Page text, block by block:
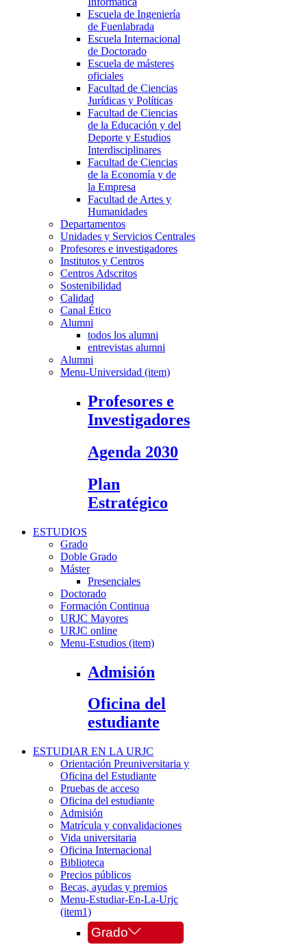
Escuela de Ingeniería
de Fuenlabrada
Escuela Internacional
de Doctorado
Escuela de másteres
oficiales
Facultad de Ciencias
Jurídicas y Políticas
Facultad de Ciencias
de la Educación y del
Deporte y Estudios
Interdisciplinares
Facultad de Ciencias
de la Economía y de
la Empresa
Facultad de Artes y
Humanidades
Departamentos
Unidades y Servicios Centrales
Profesores e investigadores
Institutos y Centros
Centros Adscritos
Sostenibilidad
Calidad
Canal Ético
Alumni
todos los alumni
entrevistas alumni
Alumni
Menu-Universidad (item)
Profesores e
Investigadores
Agenda 2030
Plan
Estratégico
ESTUDIOS
Grado
Doble Grado
Máster
Presenciales
Doctorado
Formación Continua
URJC Mayores
URJC online
Menu-Estudios (item)
Admisión
Oficina del
estudiante
ESTUDIAR EN LA URJC
Orientación Preuniversitaria y
Oficina del Estudiante
Pruebas de acceso
Oficina del estudiante
Admisión
Matrícula y convalidaciones
Vida universitaria
Oficina Internacional
Biblioteca
Precios públicos
Becas, ayudas y premios
Menu-Estudiar-En-La-Urjc
(item1)
Grado